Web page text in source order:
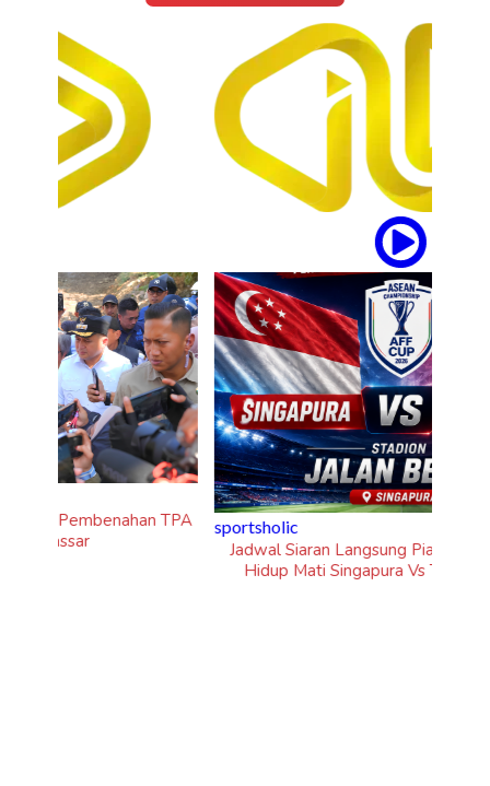
sportsholic
Jadwal Siaran Langsung Piala AFF 2026: Laga
Hidup Mati Singapura Vs Timnas Indonesia